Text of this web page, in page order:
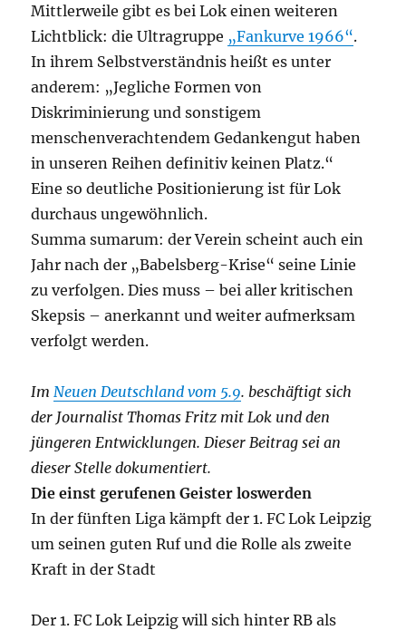
Mittlerweile gibt es bei Lok einen weiteren
Lichtblick: die Ultragruppe „Fankurve 1966“.
In ihrem Selbstverständnis heißt es unter
anderem: „Jegliche Formen von
Diskriminierung und sonstigem
menschenverachtendem Gedankengut haben
in unseren Reihen definitiv keinen Platz.“
Eine so deutliche Positionierung ist für Lok
durchaus ungewöhnlich.
Summa sumarum: der Verein scheint auch ein
Jahr nach der „Babelsberg-Krise“ seine Linie
zu verfolgen. Dies muss – bei aller kritischen
Skepsis – anerkannt und weiter aufmerksam
verfolgt werden.
Im Neuen Deutschland vom 5.9. beschäftigt sich
der Journalist Thomas Fritz mit Lok und den
jüngeren Entwicklungen. Dieser Beitrag sei an
dieser Stelle dokumentiert.
Die einst gerufenen Geister loswerden
In der fünften Liga kämpft der 1. FC Lok Leipzig
um seinen guten Ruf und die Rolle als zweite
Kraft in der Stadt
Der 1. FC Lok Leipzig will sich hinter RB als